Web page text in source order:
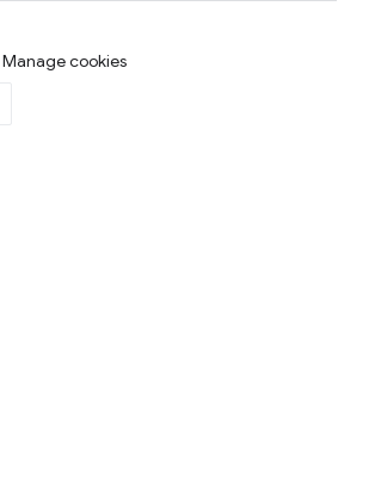
Manage cookies